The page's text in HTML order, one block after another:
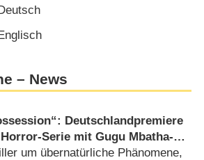
– News
Deutschlandpremiere
Serie mit Gugu Mbatha-
und Jonny Lee Miller
um übernatürliche Phänomene,